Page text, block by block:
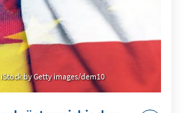
by Getty images/dem10